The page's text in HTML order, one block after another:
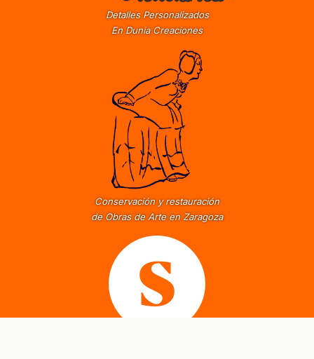
Detalles Personalizados
En Dunia Creaciones
Conservación y restauración
de Obras de Arte en Zaragoza